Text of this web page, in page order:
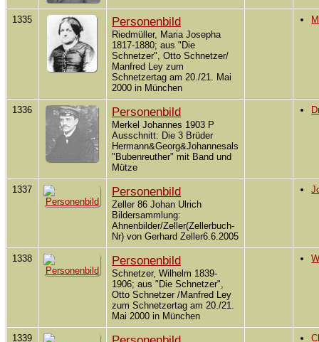
1335 Personenbild
Riedmüller, Maria Josepha
1817-1880; aus "Die
Schnetzer", Otto Schnetzer/
Manfred Ley zum
Schnetzertag am 20./21. Mai
2000 in München
1336 Personenbild
Merkel Johannes 1903 P
Ausschnitt: Die 3 Brüder
Hermann&Georg&Johannesals
"Bubenreuther" mit Band und
Mütze
1337 Personenbild
Zeller 86 Johan Ulrich
Bildersammlung:
Ahnenbilder/Zeller(Zellerbuch-
Nr) von Gerhard Zeller6.6.2005
1338 Personenbild
Schnetzer, Wilhelm 1839-
1906; aus "Die Schnetzer",
Otto Schnetzer /Manfred Ley
zum Schnetzertag am 20./21.
Mai 2000 in München
1339